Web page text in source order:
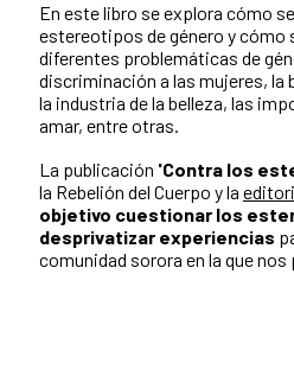
En este libro se explora cómo
estereotipos de género y cómo
diferentes problemáticas de
discriminación a las mujeres, la
la industria de la belleza, las
amar, entre otras.
La publicación 'Contra los
la Rebelión del Cuerpo y la
objetivo cuestionar los
desprivatizar experiencias
comunidad sorora en la que